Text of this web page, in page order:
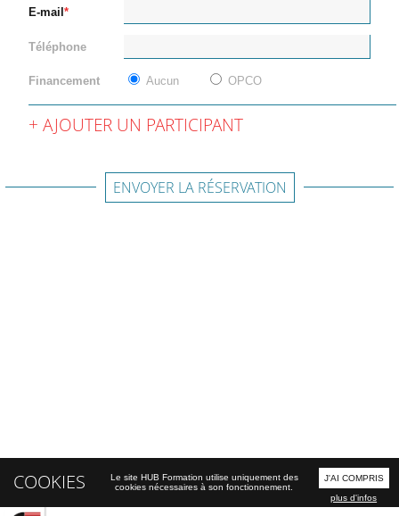
E-mail
Téléphone
Financement Aucun OPCO
AJOUTER UN PARTICIPANT
ENVOYER LA RÉSERVATION
COOKIES
Le site HUB Formation utilise uniquement des
cookies nécessaires à son fonctionnement.
J'AI COMPRIS
plus d'infos